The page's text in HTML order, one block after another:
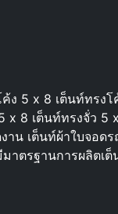
5 x 8 เต็นท์ทรง
8 เต็นท์ทรงจั่ว 5
าน เต็นท์ผ้าใบจอดร
าตรฐานการผลิตเต็